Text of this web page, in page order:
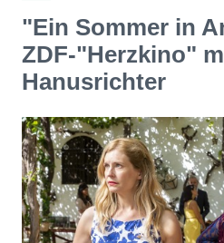
"Ein Sommer in
ZDF-"Herzkino"
Hanusrichter